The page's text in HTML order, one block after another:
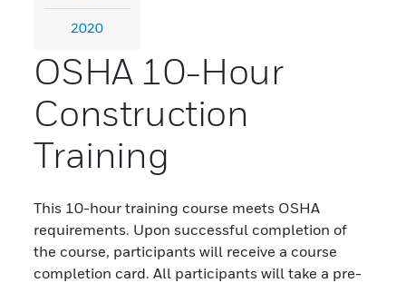
2020
OSHA 10-Hour
Construction
Training
This 10-hour training course meets OSHA
requirements. Upon successful completion of
the course, participants will receive a course
completion card. All participants will take a pre-